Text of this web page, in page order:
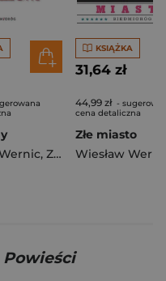
, Zofia Nałkowska
KSIĄŻKA
31,64 zł
44,99 zł -
cena detaliczna
Złe miasto
Wiesław
Powieści